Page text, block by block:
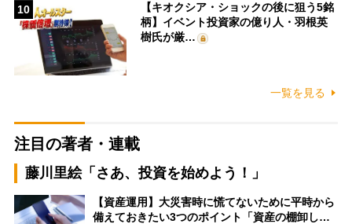
10
【キオクシア・ショックの後に狙う5銘
柄】イベント投資家の億り人・羽根英
樹氏が厳…
一覧を見る
注目の著者・連載
藤川里絵「さあ、投資を始めよう！」
【資産運用】大災害時に慌てないために平時から
備えておきたい3つのポイント「資産の棚卸し…